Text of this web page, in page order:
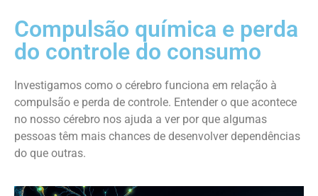
Compulsão química e perda
do controle do consumo
Investigamos como o cérebro funciona em relação à
compulsão e perda de controle. Entender o que acontece
no nosso cérebro nos ajuda a ver por que algumas
pessoas têm mais chances de desenvolver dependências
do que outras.